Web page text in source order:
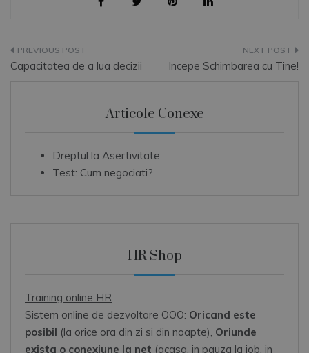
Navigare
Capacitatea de a lua decizii Incepe Schimbarea cu Tine!
Articole Conexe
Dreptul la Asertivitate
Test: Cum negociati?
HR Shop
Training online HR
Sistem online de dezvoltare OOO: Oricand este
posibil (la orice ora din zi si din noapte), Oriunde
exista o conexiune la net (acasa, in pauza la job, in